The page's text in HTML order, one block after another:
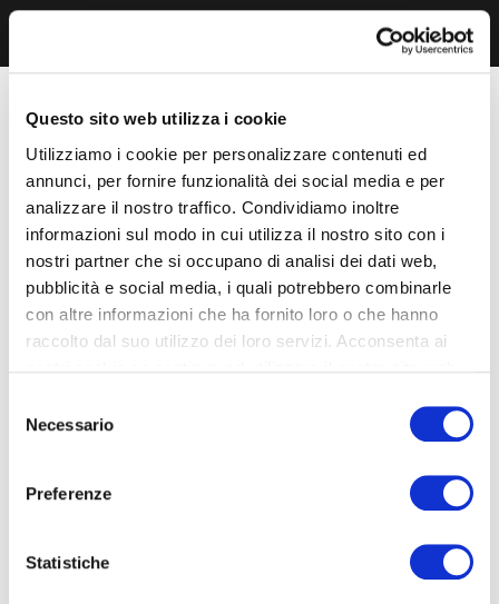
Questo sito web utilizza i cookie
Utilizziamo i cookie per personalizzare contenuti ed
annunci, per fornire funzionalità dei social media e per
analizzare il nostro traffico. Condividiamo inoltre
informazioni sul modo in cui utilizza il nostro sito con i
nostri partner che si occupano di analisi dei dati web,
pubblicità e social media, i quali potrebbero combinarle
con altre informazioni che ha fornito loro o che hanno
raccolto dal suo utilizzo dei loro servizi. Acconsenta ai
delNecessario
Preferenze
Statistiche